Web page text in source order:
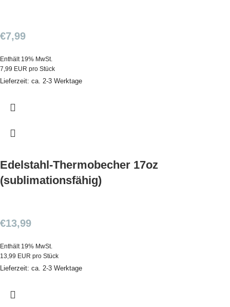
€7,99
Enthält 19% MwSt.
7,99 EUR pro Stück
Lieferzeit: ca. 2-3 Werktage
Edelstahl-Thermobecher 17oz
(sublimationsfähig)
€13,99
Enthält 19% MwSt.
13,99 EUR pro Stück
Lieferzeit: ca. 2-3 Werktage